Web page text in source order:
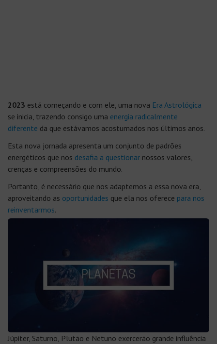
2023 está começando e com ele, uma nova Era Astrológica
se inicia, trazendo consigo uma energia radicalmente
diferente da que estávamos acostumados nos últimos anos.
Esta nova jornada apresenta um conjunto de padrões
energéticos que nos desafia a questionar nossos valores,
crenças e compreensões do mundo.
Portanto, é necessário que nos adaptemos a essa nova era,
aproveitando as oportunidades que ela nos oferece para nos
reinventarmos.
Júpiter, Saturno, Plutão e Netuno exercerão grande influência